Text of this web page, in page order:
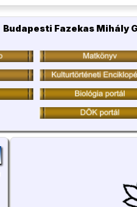
Budapesti Fazekas Mihály